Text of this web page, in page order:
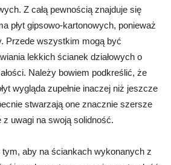
Z całą pewnością znajduje się
płyt gipsowo-kartonowych, ponieważ
Przede wszystkim mogą być
lekkich ścianek działowych o
Należy bowiem podkreślić, że
wygląda zupełnie inaczej niż jeszcze
stwarzają one znacznie szersze
z uwagi na swoją solidność.
aby na ściankach wykonanych z